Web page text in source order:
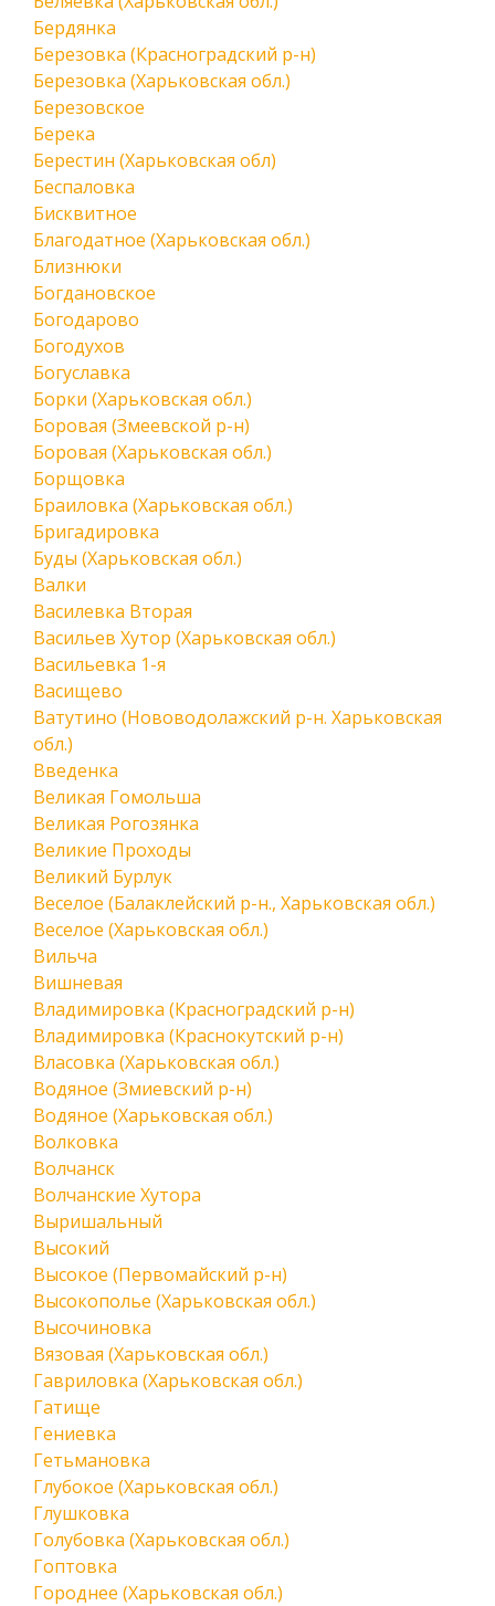
Бердянка
Березовка (Красноградский р-н)
Березовка (Харьковская обл.)
Березовское
Берека
Берестин (Харьковская обл)
Беспаловка
Бисквитное
Благодатное (Харьковская обл.)
Близнюки
Богдановское
Богодарово
Богодухов
Богуславка
Борки (Харьковская обл.)
Боровая (Змеевской р-н)
Боровая (Харьковская обл.)
Борщовка
Браиловка (Харьковская обл.)
Бригадировка
Буды (Харьковская обл.)
Валки
Василевка Вторая
Васильев Хутор (Харьковская обл.)
Васильевка 1-я
Васищево
Ватутино (Нововодолажский р-н. Харьковская
обл.)
Введенка
Великая Гомольша
Великая Рогозянка
Великие Проходы
Великий Бурлук
Веселое (Балаклейский р-н., Харьковская обл.)
Веселое (Харьковская обл.)
Вильча
Вишневая
Владимировка (Красноградский р-н)
Владимировка (Краснокутский р-н)
Власовка (Харьковская обл.)
Водяное (Змиевский р-н)
Водяное (Харьковская обл.)
Волковка
Волчанск
Волчанские Хутора
Выришальный
Высокий
Высокое (Первомайский р-н)
Высокополье (Харьковская обл.)
Высочиновка
Вязовая (Харьковская обл.)
Гавриловка (Харьковская обл.)
Гатище
Гениевка
Гетьмановка
Глубокое (Харьковская обл.)
Глушковка
Голубовка (Харьковская обл.)
Гоптовка
Городнее (Харьковская обл.)